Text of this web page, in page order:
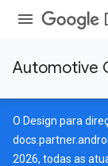
Automotive
O Design para
2026, todas as